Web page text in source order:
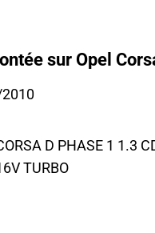
sur Opel
D PHASE 1 1.3
TURBO